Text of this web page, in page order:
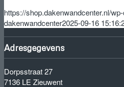
https://shop.dakenwandcenter.nl/
dakenwandcenter2025-09-16
Adresgegevens
Dorpsstraat 27
7136 LE Zieuwent